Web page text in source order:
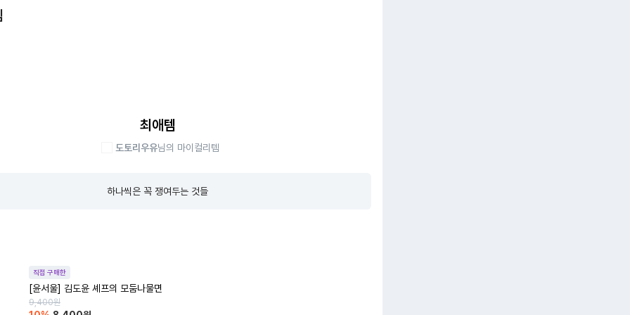
최애템
도토리우유님의 마이컬리템
하나씩은 꼭 쟁여두는 것들
직접 구매한
[윤서울] 김도윤 셰프의 모둠나물면
9,400원